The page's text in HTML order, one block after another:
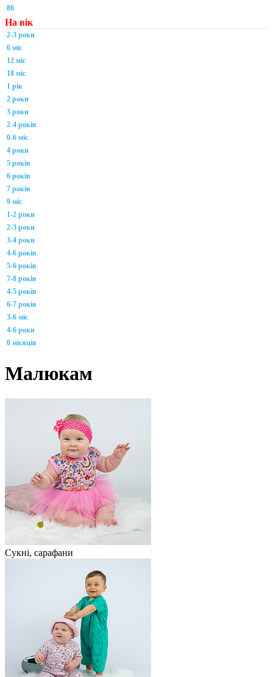
86
На вік
2-3 роки
6 міс
12 міс
18 міс
1 рік
2 роки
3 роки
2-4 років
0-6 міс
4 роки
5 років
6 років
7 років
9 міс
1-2 роки
2-3 роки
3-4 роки
4-6 років
5-6 років
7-8 років
4-5 років
6-7 років
3-6 міс
4-6 роки
0 місяців
Малюкам
Сукні, сарафани